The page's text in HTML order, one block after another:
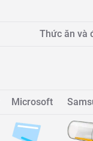
Thức ăn và
Microsoft